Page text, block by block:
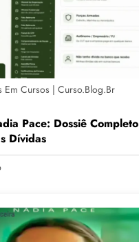
Em Cursos | Curso.blog.br
Pace: Dossiê Completo
Dívidas